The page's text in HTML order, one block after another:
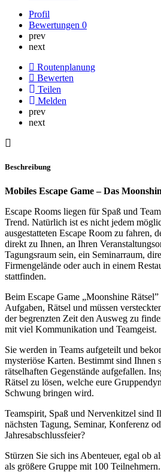
Profil
Bewertungen 0
prev
next
Routenplanung
Bewerten
Teilen
Melden
prev
next
Beschreibung
Mobiles Escape Game – Das
Escape Rooms liegen für Spaß und
Trend. Natürlich ist es nicht jedem
ausgestatteten Escape Room zu fahren,
direkt zu Ihnen, an Ihren
Tagungsraum sein, ein Seminarraum,
Firmengelände oder auch in einem
stattfinden.
Beim Escape Game „Moonshine
Aufgaben, Rätsel und müssen
der begrenzten Zeit den Ausweg zu
mit viel Kommunikation und Teamgeist.
Sie werden in Teams aufgeteilt und
mysteriöse Karten. Bestimmt sind Ihnen
rätselhaften Gegenstände aufgefallen.
Rätsel zu lösen, welche eure
Schwung bringen wird.
Teamspirit, Spaß und Nervenkitzel sind
nächsten Tagung, Seminar, Konferenz
Jahresabschlussfeier?
Stürzen Sie sich ins Abenteuer, egal ob
als größere Gruppe mit 100 Teilnehmern.